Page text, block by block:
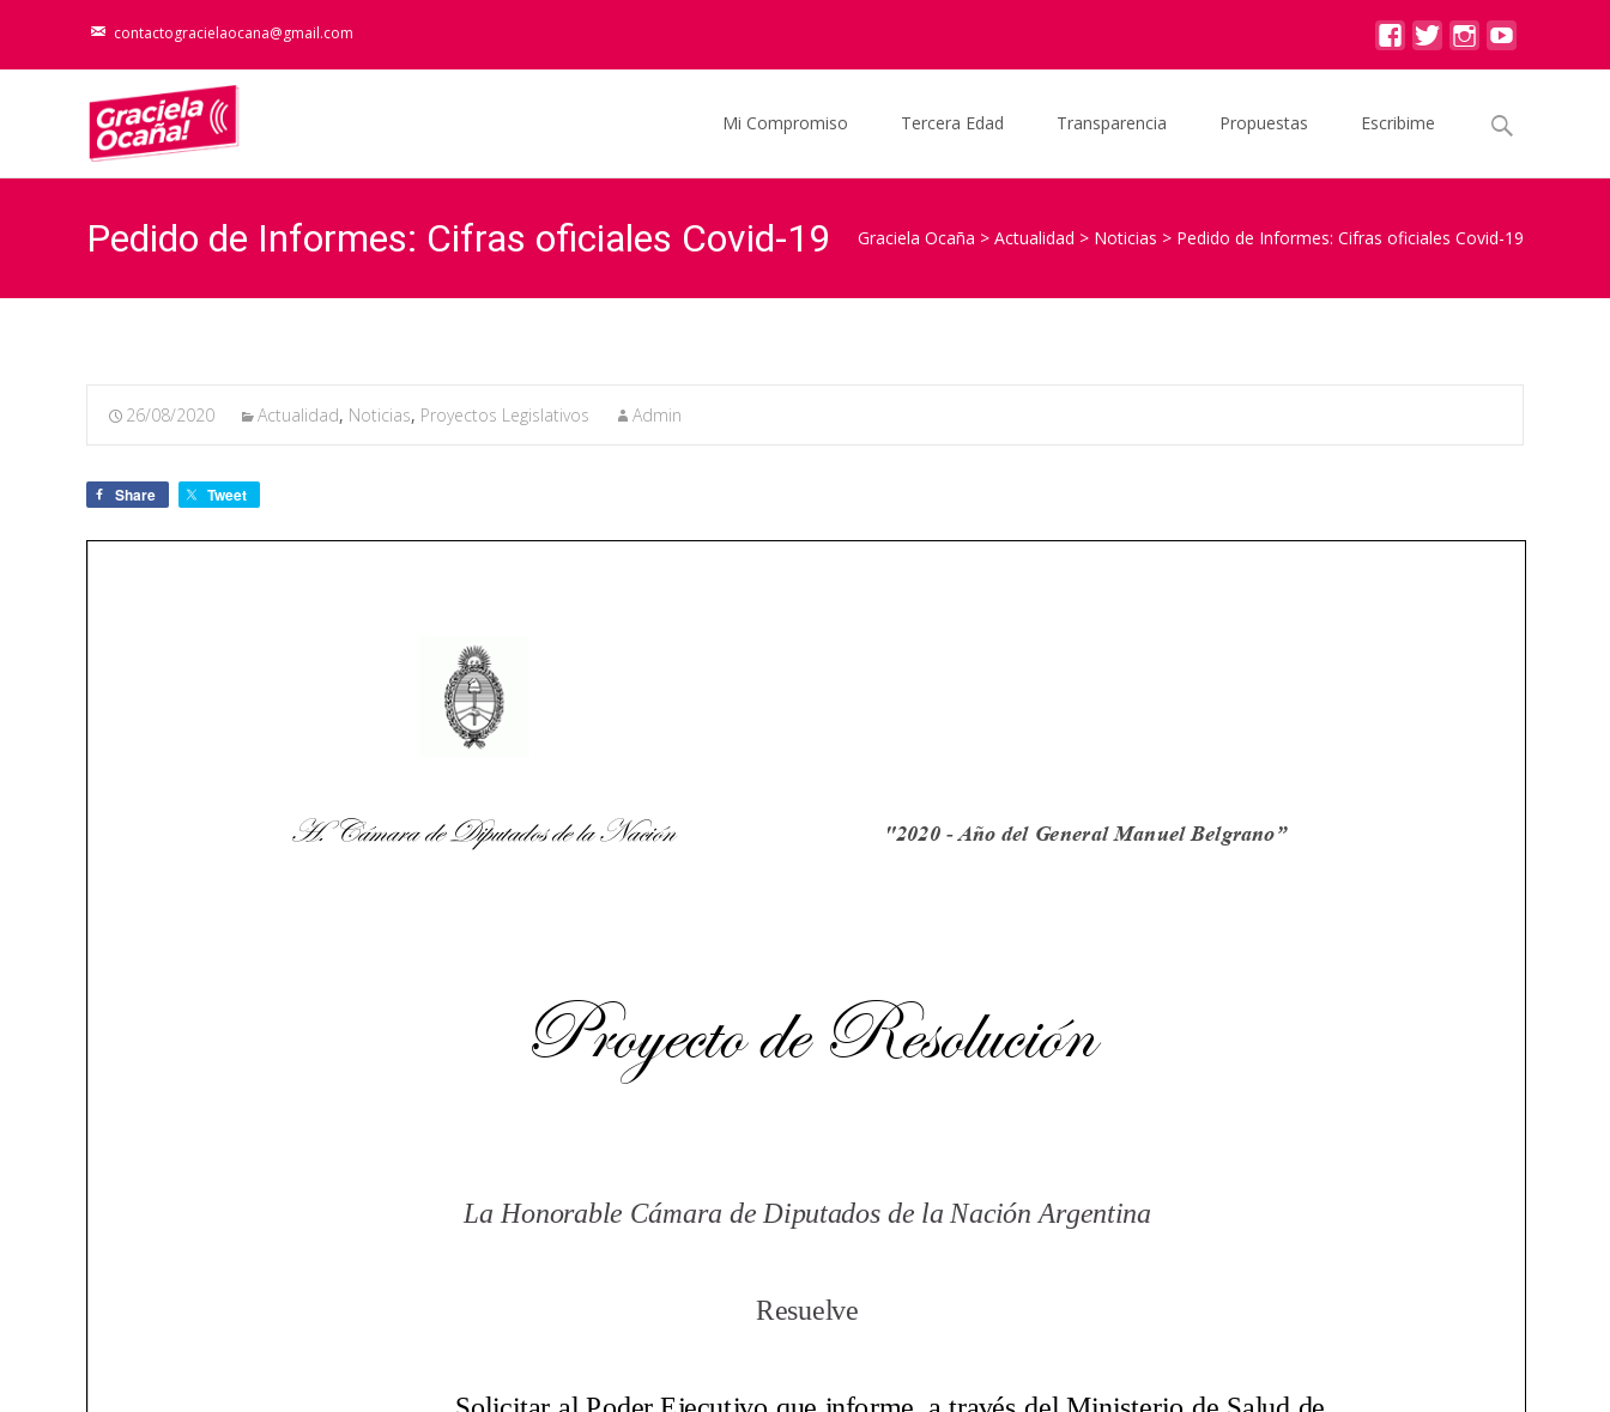
contactogracielaocana@gmail.com
Mi Compromiso
Tercera Edad Transparencia Propuestas Escribime
Buscar
Pedido de Informes: Cifras oficiales Covid-19 Graciela Ocaña > Actualidad > Noticias > Pedido de Informes: Cifras oficiales Covid-19
26/08/2020 Actualidad, Noticias, Proyectos Legislativos Admin
Share Tweet